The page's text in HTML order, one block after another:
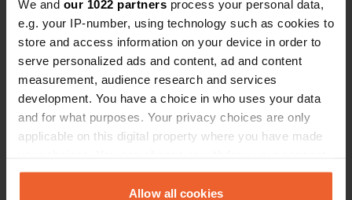
We and our 1022 partners process your personal data,
e.g. your IP-number, using technology such as cookies to
store and access information on your device in order to
serve personalized ads and content, ad and content
measurement, audience research and services
development. You have a choice in who uses your data
and for what purposes. Your privacy choices are only
applicable on this digital property where you have made
any time from the Cookie Declaration or by clicking on
the Privacy trigger icon.Allow all cookies
Coordinate
53° 8' 41" N 4° 16' 24" W
Copia
53.14482521 -4.27327504
Codice sito
161445